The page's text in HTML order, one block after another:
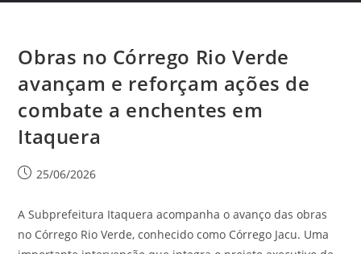
Obras no Córrego Rio Verde
avançam e reforçam ações de
combate a enchentes em
Itaquera
25/06/2026
A Subprefeitura Itaquera acompanha o avanço das obras
no Córrego Rio Verde, conhecido como Córrego Jacu. Uma